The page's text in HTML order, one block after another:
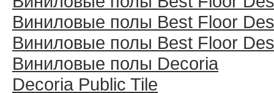
Виниловые полы Best Floor
Виниловые полы Best Floor
Виниловые полы Decoria
Decoria Public Tile